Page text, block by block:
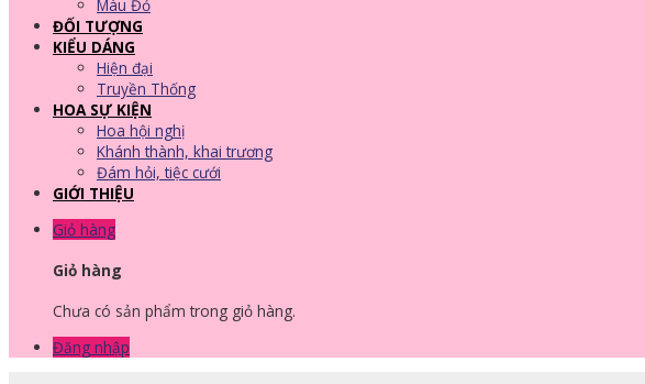
Màu Đỏ
ĐỐI TƯỢNG
KIỂU DÁNG
Hiện đại
Truyền Thống
HOA SỰ KIỆN
Hoa hội nghị
Khánh thành, khai trương
Đám hỏi, tiệc cưới
GIỚI THIỆU
Giỏ hàng
Giỏ hàng
Chưa có sản phẩm trong giỏ hàng.
Đăng nhập